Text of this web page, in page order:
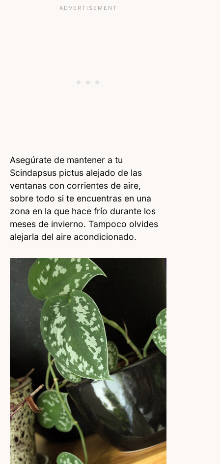
Asegúrate de mantener a tu
Scindapsus pictus alejado de las
ventanas con corrientes de aire,
sobre todo si te encuentras en una
zona en la que hace frío durante los
meses de invierno. Tampoco olvides
alejarla del aire acondicionado.